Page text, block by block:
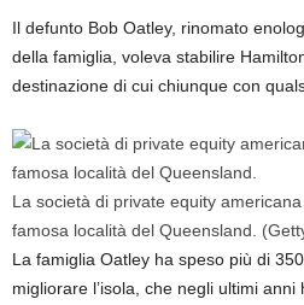
Il defunto Bob Oatley, rinomato
della famiglia, voleva stabilire
destinazione di cui chiunque con
La società di private equity
famosa località del Queensland.
La famiglia Oatley ha speso più di
migliorare l’isola, che negli ultimi anni